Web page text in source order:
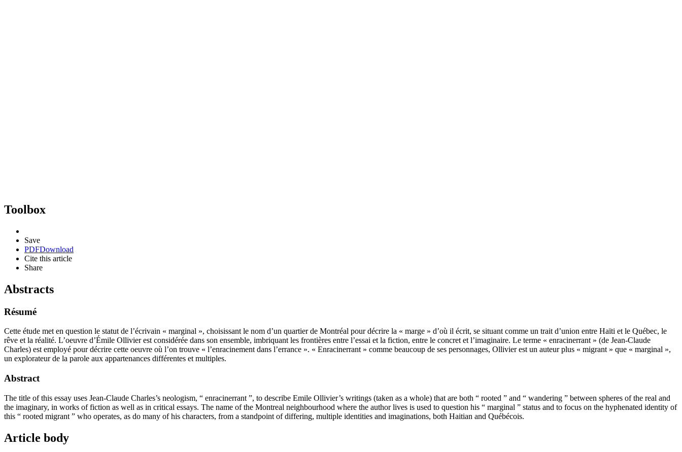
Toolbox
Save
PDFDownload
Cite this article
Share
Abstracts
Résumé
Cette étude met en question le statut de l’écrivain « marginal », choisissant le nom d’un quartier de Montréal pour décrire la « marge » d’où il écrit, se situant comme un trait d’union entre Haïti et le Québec, le
rêve et la réalité. L’oeuvre d’Émile Ollivier est considérée dans son ensemble, imbriquant les frontières entre l’essai et la fiction, entre le concret et l’imaginaire. Le terme « enracinerrant » (de Jean-Claude
Charles) est employé pour décrire cette oeuvre où l’on trouve « l’enracinement dans l’errance ». « Enracinerrant » comme beaucoup de ses personnages, Ollivier est un auteur plus « migrant » que « marginal »,
un explorateur de la parole aux appartenances différentes et multiples.
Abstract
The title of this essay uses Jean-Claude Charles’s neologism, “ enracinerrant ”, to describe Emile Ollivier’s writings (taken as a whole) that are both “ rooted ” and “ wandering ” between spheres of the real and
the imaginary, in works of fiction as well as in critical essays. The name of the Montreal neighbourhood where the author lives is used to question his “ marginal ” status and to focus on the hyphenated identity of
this “ rooted migrant ” who operates, as do many of his characters, from a standpoint of differing, multiple identities and imaginations, both Haitian and Québécois.
Article body